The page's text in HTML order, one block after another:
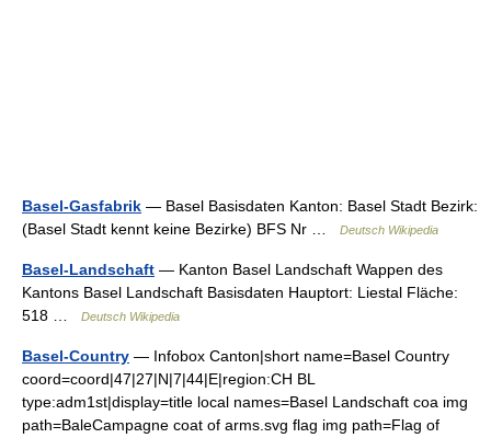
Basel-Gasfabrik — Basel Basisdaten Kanton: Basel Stadt Bezirk:
(Basel Stadt kennt keine Bezirke) BFS Nr …
Deutsch Wikipedia
Basel-Landschaft — Kanton Basel Landschaft Wappen des
Kantons Basel Landschaft Basisdaten Hauptort: Liestal Fläche:
518 …
Deutsch Wikipedia
Basel-Country — Infobox Canton|short name=Basel Country
coord=coord|47|27|N|7|44|E|region:CH BL
type:adm1st|display=title local names=Basel Landschaft coa img
path=BaleCampagne coat of arms.svg flag img path=Flag of